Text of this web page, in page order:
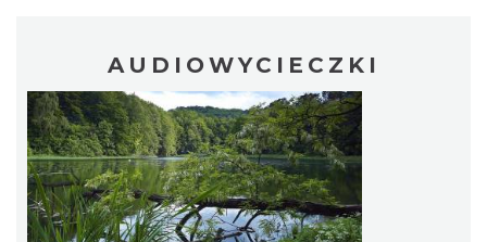
Kalendarium Wydarzeń Jurajskich 2026
AUDIOWYCIECZKI